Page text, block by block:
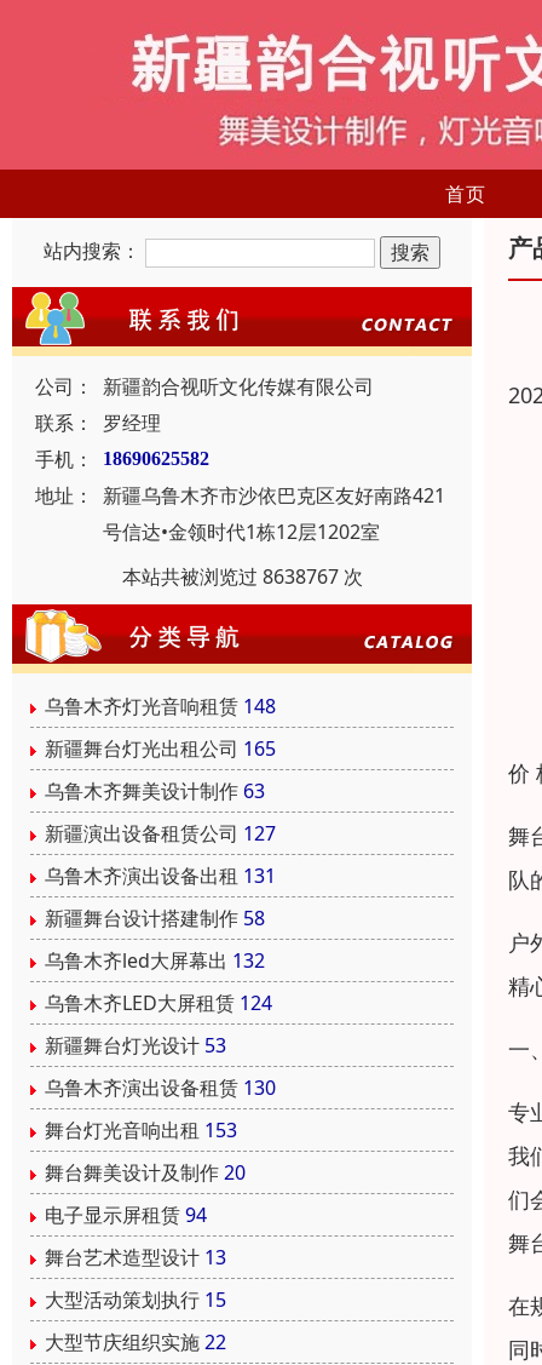
首页
站内搜索：
公司：
新疆韵合视听文化传媒有限公司
联系：
罗经理
手机：
18690625582
地址：
新疆乌鲁木齐市沙依巴克区友好南路421
号信达•金领时代1栋12层1202室
本站共被浏览过 8638767 次
乌鲁木齐灯光音响租赁 148
新疆舞台灯光出租公司 165
乌鲁木齐舞美设计制作 63
新疆演出设备租赁公司 127
乌鲁木齐演出设备出租 131
新疆舞台设计搭建制作 58
乌鲁木齐led大屏幕出 132
乌鲁木齐LED大屏租赁 124
新疆舞台灯光设计 53
乌鲁木齐演出设备租赁 130
舞台灯光音响出租 153
舞台舞美设计及制作20
电子显示屏租赁94
舞台艺术造型设计 13
大型活动策划执行 15
大型节庆组织实施22
产
价
舞
队
户
精
一
专
我
们
舞
在
同